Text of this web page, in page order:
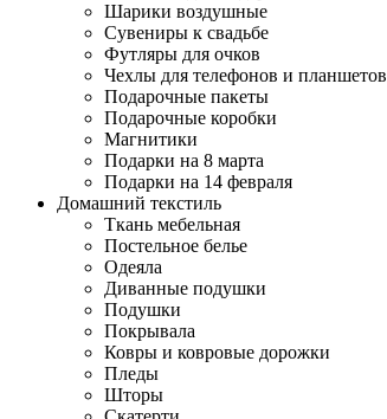
Шарики воздушные
Сувениры к свадьбе
Футляры для очков
Чехлы для телефонов и планшетов
Подарочные пакеты
Подарочные коробки
Магнитики
Подарки на 8 марта
Подарки на 14 февраля
Домашний текстиль
Ткань мебельная
Постельное белье
Одеяла
Диванные подушки
Подушки
Покрывала
Ковры и ковровые дорожки
Пледы
Шторы